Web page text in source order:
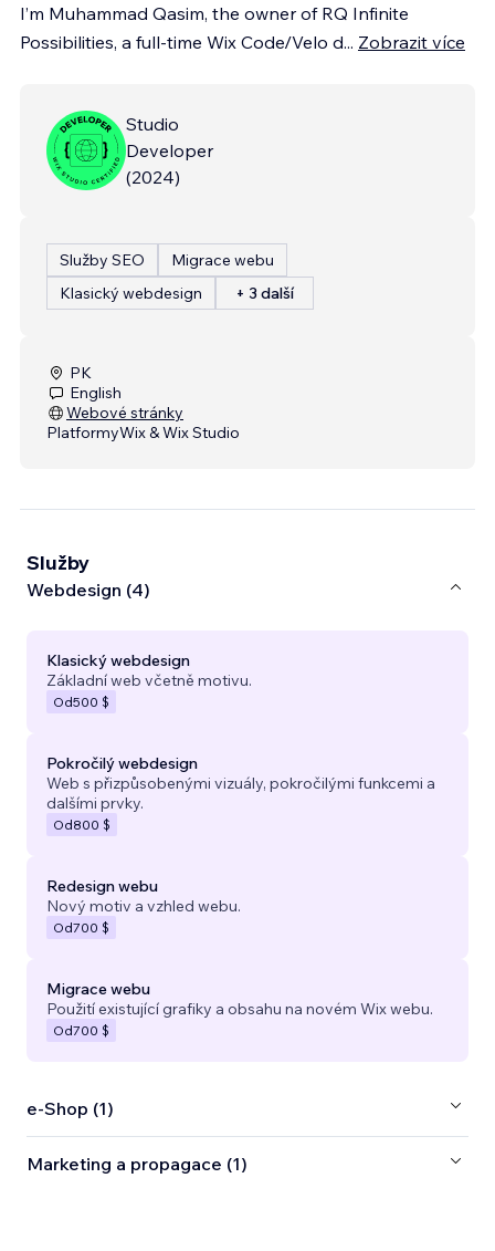
I’m Muhammad Qasim, the owner of RQ Infinite
Possibilities, a full-time Wix Code/Velo d... Zobrazit více
Studio
Developer
(2024)
Služby SEO
Migrace webu
Klasický webdesign
+ 3 další
PK
English
Webové stránky
PlatformyWix & Wix Studio
Služby
Webdesign (4)
Klasický webdesign
Základní web včetně motivu.
Od500 $
Pokročilý webdesign
Web s přizpůsobenými vizuály, pokročilými funkcemi a
dalšími prvky.
Od800 $
Redesign webu
Nový motiv a vzhled webu.
Od700 $
Migrace webu
Použití existující grafiky a obsahu na novém Wix webu.
Od700 $
e‑Shop (1)
Marketing a propagace (1)